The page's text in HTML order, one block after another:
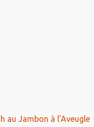
au Jambon à l'Aveugle